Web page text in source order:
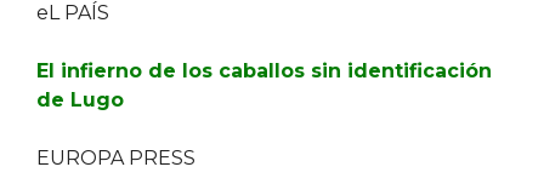
eL PAÍS
El infierno de los caballos sin identificación
de Lugo
EUROPA PRESS